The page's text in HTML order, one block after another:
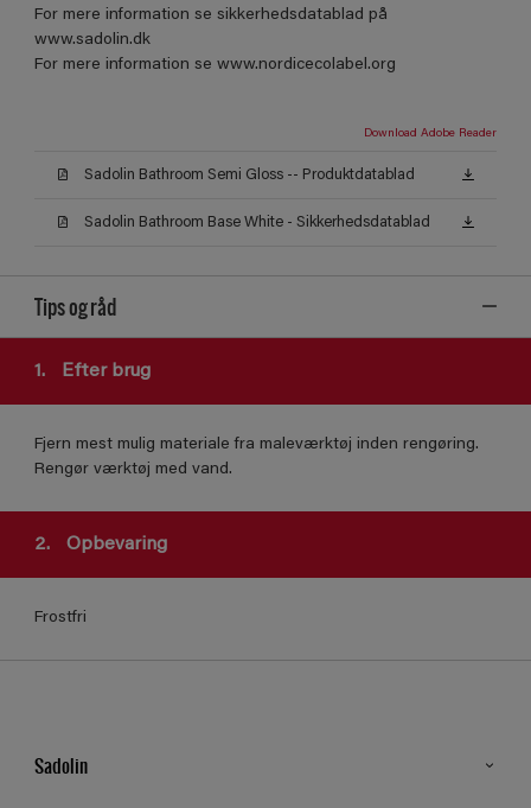
For mere information se sikkerhedsdatablad på
www.sadolin.dk
For mere information se www.nordicecolabel.org
Download Adobe Reader
Sadolin Bathroom Semi Gloss -- Produktdatablad
Sadolin Bathroom Base White - Sikkerhedsdatablad
Tips og råd
1. Efter brug
Fjern mest mulig materiale fra maleværktøj inden rengøring.
Rengør værktøj med vand.
2. Opbevaring
Frostfri
Sadolin